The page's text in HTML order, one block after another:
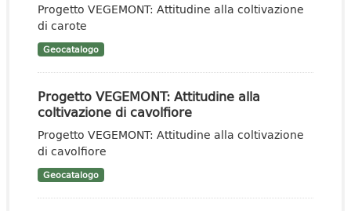
Progetto VEGEMONT: Attitudine alla coltivazione
di carote
Geocatalogo
Progetto VEGEMONT: Attitudine alla
coltivazione di cavolfiore
Progetto VEGEMONT: Attitudine alla coltivazione
di cavolfiore
Geocatalogo